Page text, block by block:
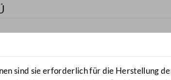
öffnen
sind sie erforderlich für die Herstellung